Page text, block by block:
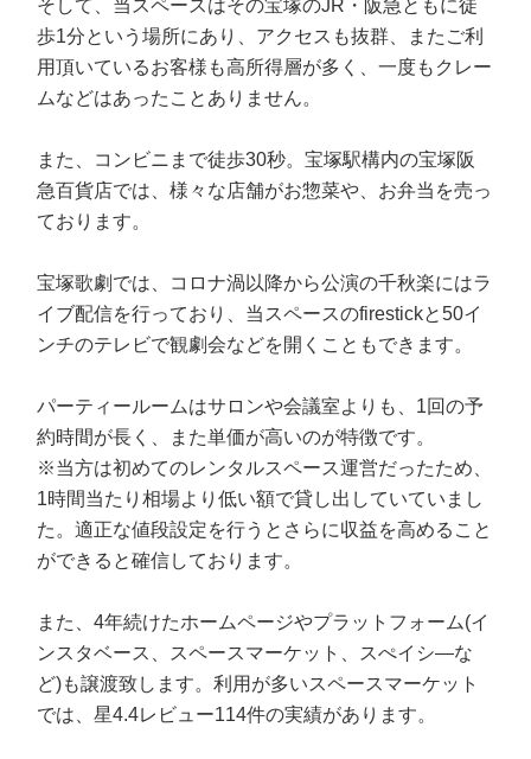
そして、当スペースはその宝塚のJR・阪急ともに徒
歩1分という場所にあり、アクセスも抜群、またご利
用頂いているお客様も高所得層が多く、一度もクレー
ムなどはあったことありません。
また、コンビニまで徒歩30秒。宝塚駅構内の宝塚阪
急百貨店では、様々な店舗がお惣菜や、お弁当を売っ
ております。
宝塚歌劇では、コロナ渦以降から公演の千秋楽にはラ
イブ配信を行っており、当スペースのfirestickと50イ
ンチのテレビで観劇会などを開くこともできます。
パーティールームはサロンや会議室よりも、1回の予
約時間が長く、また単価が高いのが特徴です。
※当方は初めてのレンタルスペース運営だったため、
1時間当たり相場より低い額で貸し出していていまし
た。適正な値段設定を行うとさらに収益を高めること
ができると確信しております。
また、4年続けたホームページやプラットフォーム(イ
ンスタベース、スペースマーケット、スぺイシ―な
ど)も譲渡致します。利用が多いスペースマーケット
では、星4.4レビュー114件の実績があります。